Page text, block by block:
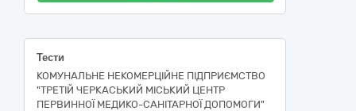
Тести
КОМУНАЛЬНЕ НЕКОМЕРЦІЙНЕ ПІДПРИЄМСТВО
"ТРЕТІЙ ЧЕРКАСЬКИЙ МІСЬКИЙ ЦЕНТР
ПЕРВИННОЇ МЕДИКО-САНІТАРНОЇ ДОПОМОГИ"